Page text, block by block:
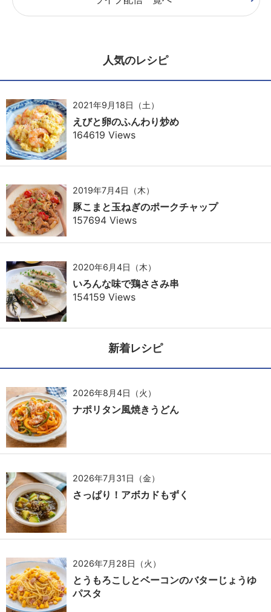
人気のレシピ
2021年9月18日（土）
えびと卵のふんわり炒め
164619 Views
2019年7月4日（木）
豚こまと玉ねぎのポークチャップ
157694 Views
2020年6月4日（木）
いろんな味で鶏ささみ串
154159 Views
新着レシピ
2026年8月4日（火）
ナポリタン風焼きうどん
2026年7月31日（金）
さっぱり！アボカドもずく
2026年7月28日（火）
とうもろこしとベーコンのバターじょうゆ
パスタ